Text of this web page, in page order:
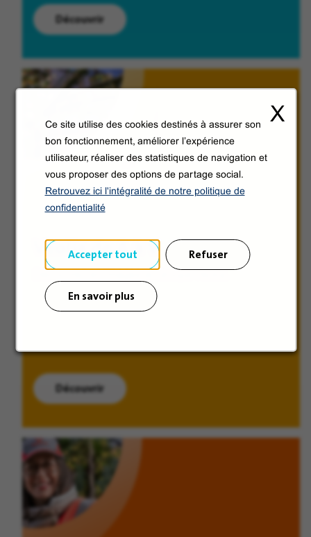
X
Ce site utilise des cookies destinés à assurer son
bon fonctionnement, améliorer l’expérience
utilisateur, réaliser des statistiques de navigation et
vous proposer des options de partage social.
Retrouvez ici l'intégralité de notre politique de
confidentialité
Accepter tout Refuser
En savoir plus
Découvrir
Veolia de A à V
Découvrir